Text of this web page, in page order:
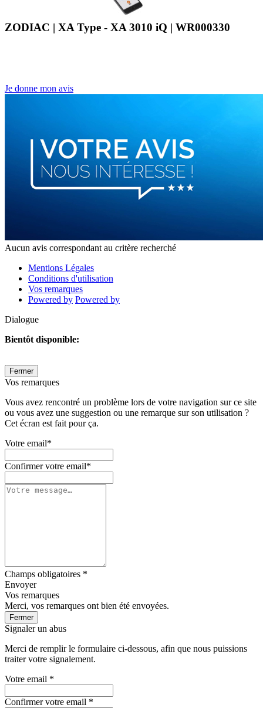
ZODIAC | XA Type - XA 3010 iQ | WR000330
Je donne mon avis
Aucun avis correspondant au critère recherché
Mentions Légales
Conditions d'utilisation
Vos remarques
Powered by Powered by
Dialogue
Bientôt disponible:
Fermer
Vos remarques
Vous avez rencontré un problème lors de votre navigation sur ce site
ou vous avez une suggestion ou une remarque sur son utilisation ?
Cet écran est fait pour ça.
Votre email*
Confirmer votre email*
Champs obligatoires *
Envoyer
Vos remarques
Merci, vos remarques ont bien été envoyées.
Fermer
Signaler un abus
Merci de remplir le formulaire ci-dessous, afin que nous puissions
traiter votre signalement.
Votre email *
Confirmer votre email *